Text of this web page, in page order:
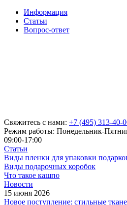
Информация
Статьи
Вопрос-ответ
Свяжитесь с нами: +7 (495) 313-40-
Режим работы: Понедельник-
09:00-17:00
Статьи
Виды пленки для упаковки
Виды подарочных коробок
Что такое кашпо
Новости
15 июня 2026
Новое поступление: стильные